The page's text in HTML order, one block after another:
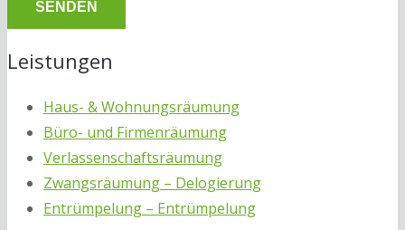
Leistungen
Haus- & Wohnungsräumung
Büro- und Firmenräumung
Verlassenschaftsräumung
Zwangsräumung – Delogierung
Entrümpelung – Entrümpelung